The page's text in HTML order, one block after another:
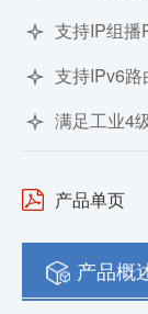
支持IP组播
支持IPv6
满足工业4
产品单页
产品概